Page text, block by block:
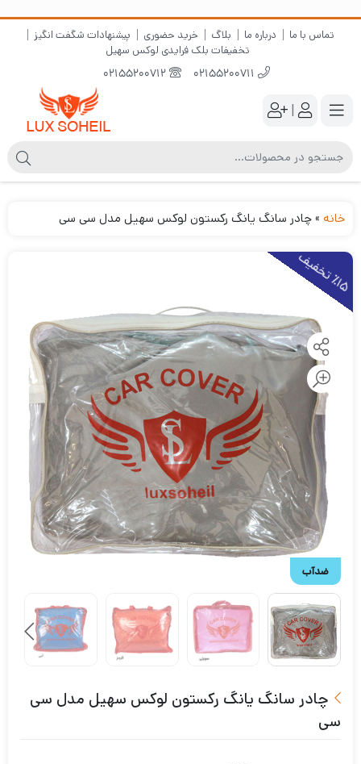
تماس با ما درباره ما بلاگ خرید حضوری
پیشنهادات شگفت انگیز
تخفیفات بلک فرایدی لوکس سهیل
|
خانه »چادر سانگ یانگ رکستون لوکس سهیل مدل سی سی
٪1
5
ت
خ
ف
یف
ضدآب
چادر سانگ یانگ رکستون لوکس سهیل مدل سی
سی